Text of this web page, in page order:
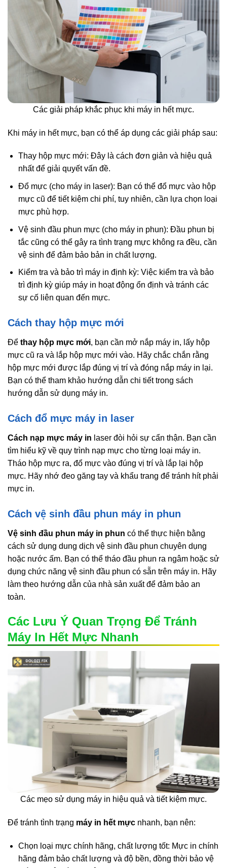
Các giải pháp khắc phục khi máy in hết mực.
Khi máy in hết mực, bạn có thể áp dụng các giải pháp sau:
Thay hộp mực mới: Đây là cách đơn giản và hiệu quả
nhất để giải quyết vấn đề.
Đổ mực (cho máy in laser): Bạn có thể đổ mực vào hộp
mực cũ để tiết kiệm chi phí, tuy nhiên, cần lựa chọn loại
mực phù hợp.
Vệ sinh đầu phun mực (cho máy in phun): Đầu phun bị
tắc cũng có thể gây ra tình trạng mực không ra đều, cần
vệ sinh để đảm bảo bản in chất lượng.
Kiểm tra và bảo trì máy in định kỳ: Việc kiểm tra và bảo
trì định kỳ giúp máy in hoạt động ổn định và tránh các
sự cố liên quan đến mực.
Cách thay hộp mực mới
Để thay hộp mực mới, bạn cần mở nắp máy in, lấy hộp
mực cũ ra và lắp hộp mực mới vào. Hãy chắc chắn rằng
hộp mực mới được lắp đúng vị trí và đóng nắp máy in lại.
Bạn có thể tham khảo hướng dẫn chi tiết trong sách
hướng dẫn sử dụng máy in.
Cách đổ mực máy in laser
Cách nạp mực máy in laser đòi hỏi sự cẩn thận. Bạn cần
tìm hiểu kỹ về quy trình nạp mực cho từng loại máy in.
Tháo hộp mực ra, đổ mực vào đúng vị trí và lắp lại hộp
mực. Hãy nhớ đeo găng tay và khẩu trang để tránh hít phải
mực in.
Cách vệ sinh đầu phun máy in phun
Vệ sinh đầu phun máy in phun có thể thực hiện bằng
cách sử dụng dung dịch vệ sinh đầu phun chuyên dụng
hoặc nước ấm. Bạn có thể tháo đầu phun ra ngâm hoặc sử
dụng chức năng vệ sinh đầu phun có sẵn trên máy in. Hãy
làm theo hướng dẫn của nhà sản xuất để đảm bảo an
toàn.
Các Lưu Ý Quan Trọng Để Tránh
Máy In Hết Mực Nhanh
Các mẹo sử dụng máy in hiệu quả và tiết kiệm mực.
Để tránh tình trạng máy in hết mực nhanh, bạn nên:
Chọn loại mực chính hãng, chất lượng tốt: Mực in chính
hãng đảm bảo chất lượng và độ bền, đồng thời bảo vệ